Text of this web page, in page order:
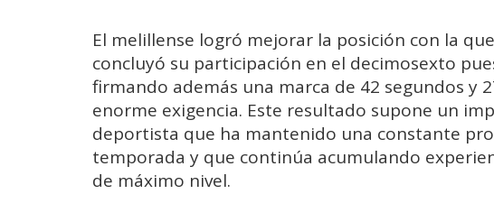
El melillense logró mejorar la posición con la
concluyó su participación en el decimosexto
firmando además una marca de 42 segundos y
enorme exigencia. Este resultado supone un
deportista que ha mantenido una constante
temporada y que continúa acumulando
de máximo nivel.